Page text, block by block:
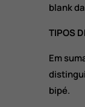
blank
TIPOS
Em
bipé.